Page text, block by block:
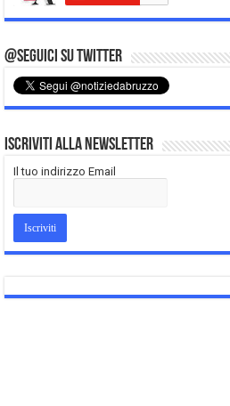
@Seguici su Twitter
Iscriviti alla Newsletter
Il tuo indirizzo Email